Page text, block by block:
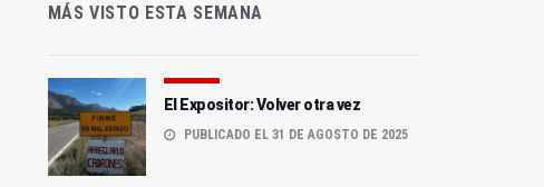
MÁS VISTO ESTA SEMANA
El Expositor: Volver otra vez
PUBLICADO EL 31 DE AGOSTO DE 2025